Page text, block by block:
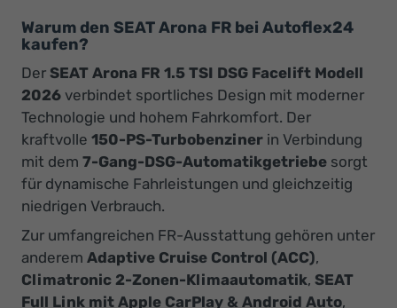
Warum den SEAT Arona FR bei Autoflex24
kaufen?
Der SEAT Arona FR 1.5 TSI DSG Facelift Modell
2026 verbindet sportliches Design mit moderner
Technologie und hohem Fahrkomfort. Der
kraftvolle 150-PS-Turbobenziner in Verbindung
mit dem 7-Gang-DSG-Automatikgetriebe sorgt
für dynamische Fahrleistungen und gleichzeitig
niedrigen Verbrauch.
Zur umfangreichen FR-Ausstattung gehören unter
anderem Adaptive Cruise Control (ACC),
Climatronic 2-Zonen-Klimaautomatik, SEAT
Full Link mit Apple CarPlay & Android Auto,